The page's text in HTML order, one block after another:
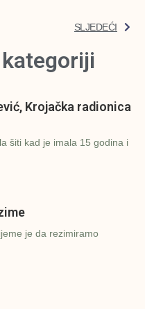
SLJEDEĆI
Krojačka radionica
šiti kad je imala 15 godina i
je da rezimiramo